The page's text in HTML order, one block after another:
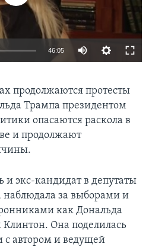
46:05
продолжаются протесты
Трампа президентом
опасаются раскола в
и продолжают
и экс-кандидат в депутаты
за выборами и
как Дональда
Она поделилась
автором и ведущей